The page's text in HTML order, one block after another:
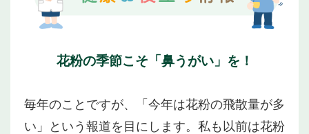
花粉の季節こそ「鼻うがい」を！
毎年のことですが、「今年は花粉の飛散量が多
い」という報道を目にします。私も以前は花粉